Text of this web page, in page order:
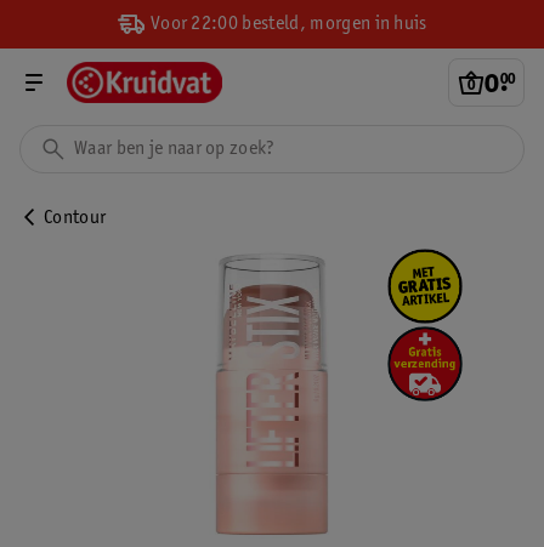
Voor 22:00 besteld, morgen in huis
0.
00
Contour